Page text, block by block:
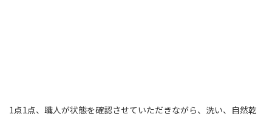
1点1点、職人が状態を確認させていただきながら、洗い、自然乾